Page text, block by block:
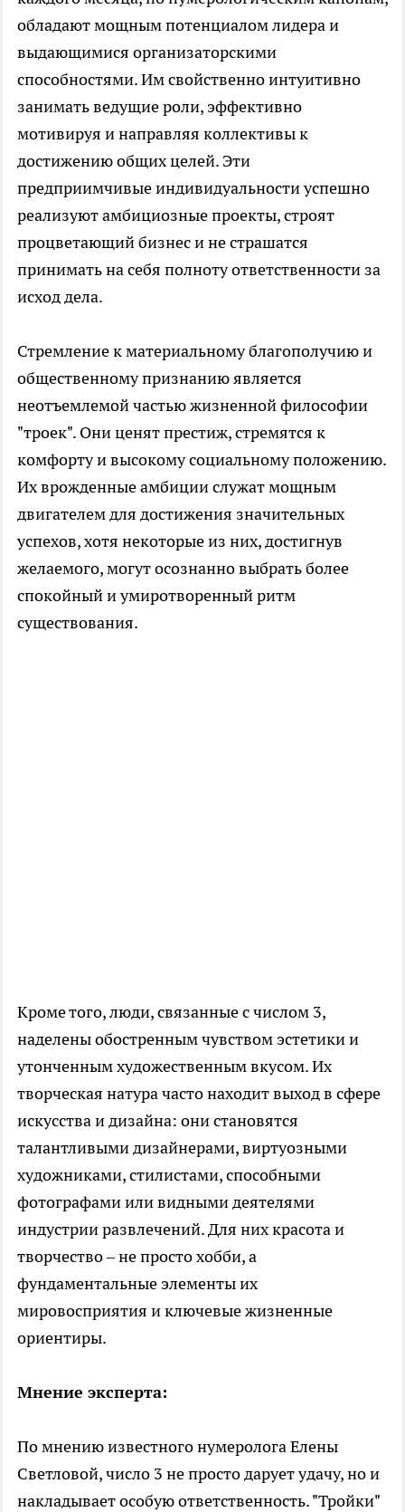
обладают мощным потенциалом лидера и
выдающимися организаторскими
способностями. Им свойственно интуитивно
занимать ведущие роли, эффективно
мотивируя и направляя коллективы к
достижению общих целей. Эти
предприимчивые индивидуальности успешно
реализуют амбициозные проекты, строят
процветающий бизнес и не страшатся
принимать на себя полноту ответственности за
исход дела.
Стремление к материальному благополучию и
общественному признанию является
неотъемлемой частью жизненной философии
"троек". Они ценят престиж, стремятся к
комфорту и высокому социальному положению.
Их врожденные амбиции служат мощным
двигателем для достижения значительных
успехов, хотя некоторые из них, достигнув
желаемого, могут осознанно выбрать более
спокойный и умиротворенный ритм
существования.
Кроме того, люди, связанные с числом 3,
наделены обостренным чувством эстетики и
утонченным художественным вкусом. Их
творческая натура часто находит выход в сфере
искусства и дизайна: они становятся
талантливыми дизайнерами, виртуозными
художниками, стилистами, способными
фотографами или видными деятелями
индустрии развлечений. Для них красота и
творчество – не просто хобби, а
фундаментальные элементы их
мировосприятия и ключевые жизненные
ориентиры.
Мнение эксперта:
По мнению известного нумеролога Елены
Светловой, число 3 не просто дарует удачу, но и
накладывает особую ответственность. "Тройки"